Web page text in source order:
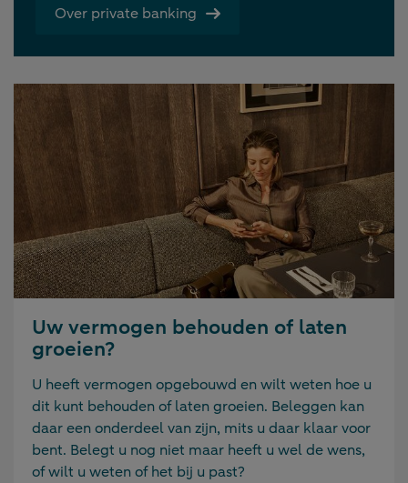
Over private banking
Uw vermogen behouden of laten
groeien?
U heeft vermogen opgebouwd en wilt weten hoe u
dit kunt behouden of laten groeien. Beleggen kan
daar een onderdeel van zijn, mits u daar klaar voor
bent. Belegt u nog niet maar heeft u wel de wens,
of wilt u weten of het bij u past?